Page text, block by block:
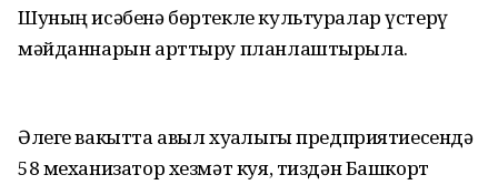
Шуның исәбенә бөртекле культуралар үстерү
мәйданнарын арттыру планлаштырыла.
Әлеге вакытта авыл хуҗалыгы предприятиесендә
58 механизатор хезмәт куя, тиздән Башкорт